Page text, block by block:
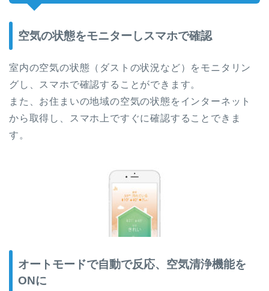
空気の状態をモニターしスマホで確認
室内の空気の状態（ダストの状況など）をモニタリン
グし、スマホで確認することができます。
また、お住まいの地域の空気の状態をインターネット
から取得し、スマホ上ですぐに確認することできま
す。
オートモードで自動で反応、空気清浄機能を
ONに